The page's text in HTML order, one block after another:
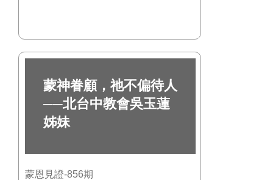
蒙神眷顧，祂不偏待人
──北台中教會吳玉蓮
姊妹
蒙恩見證-856期